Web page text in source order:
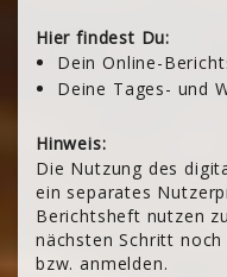
Hier findest Du:
Dein Online-
Deine Tages- und
Hinweis:
Die Nutzung des
ein separates
Berichtsheft nutzen
nächsten Schritt
bzw. anmelden.